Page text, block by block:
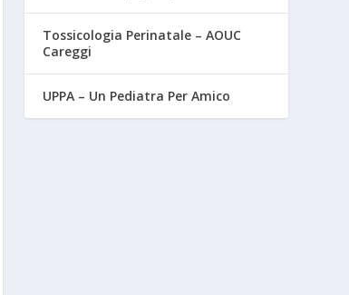
Tossicologia Perinatale – AOUC
Careggi
UPPA – Un Pediatra Per Amico